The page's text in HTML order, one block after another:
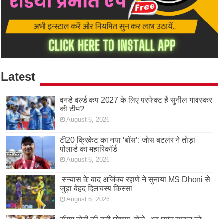
Latest
वनडे वर्ल्ड कप 2027 के लिए परफेक्ट है सुनील गावस्कर
की टीम?
August 6, 2026
टी20 क्रिकेट का नया ‘बॉस’: जोस बटलर ने तोड़ा
पोलार्ड का महारिकॉर्ड
August 6, 2026
संन्यास के बाद अजिंक्‍य रहाणे ने सुनाया MS Dhoni से
जुड़ा बेहद दिलचस्प किस्सा
August 6, 2026